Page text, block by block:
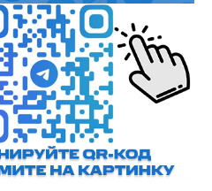
соглашение
использование материалов